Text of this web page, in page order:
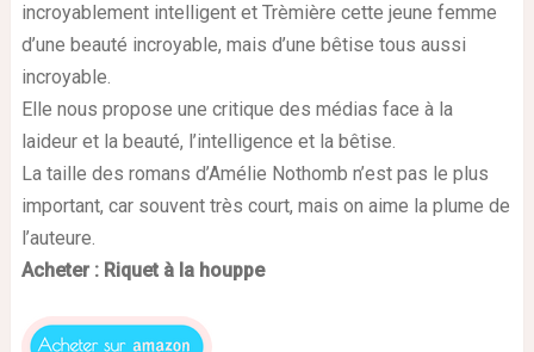
incroyablement intelligent et Trèmière cette jeune femme
d’une beauté incroyable, mais d’une bêtise tous aussi
incroyable.
Elle nous propose une critique des médias face à la
laideur et la beauté, l’intelligence et la bêtise.
La taille des romans d’Amélie Nothomb n’est pas le plus
important, car souvent très court, mais on aime la plume de
l’auteure.
Acheter : Riquet à la houppe